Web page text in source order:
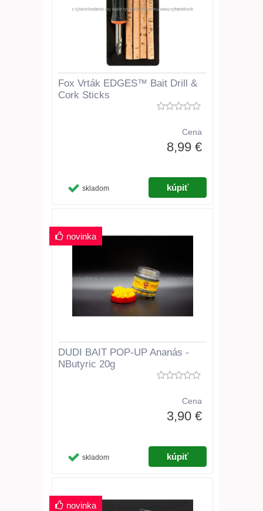
Fox Vrták EDGES™ Bait Drill &
Cork Sticks
Cena
8,99 €
skladom
DUDI BAIT POP-UP Ananás -
NButyric 20g
Cena
3,90 €
skladom
novinka
novinka